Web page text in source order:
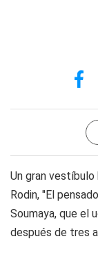
Un gran
Rodin, "El
Soumaya, que el
después de tres